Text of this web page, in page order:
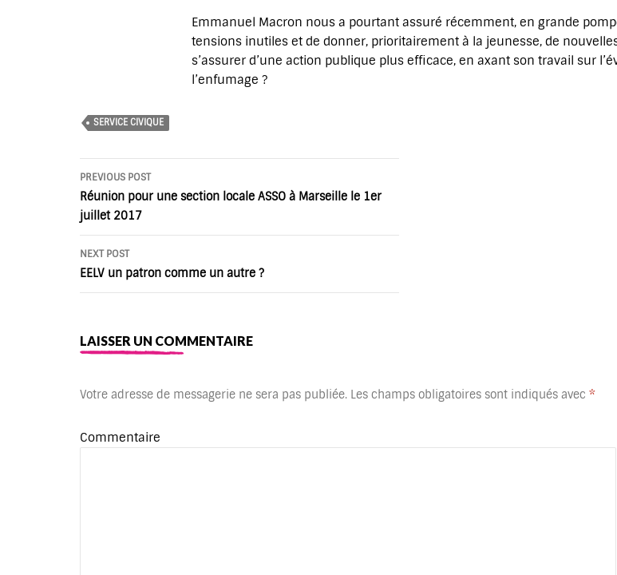
Emmanuel Macron nous a pourtant assuré récemment, en grande
tensions inutiles et de donner, prioritairement à la jeunesse, de
s’assurer d’une action publique plus efficace, en axant son travail sur
l’enfumage ?
SERVICE CIVIQUE
Post
navigation
PREVIOUS POST
Réunion pour une section locale ASSO à Marseille le 1er
juillet 2017
NEXT POST
EELV un patron comme un autre ?
LAISSER UN COMMENTAIRE
Votre adresse de messagerie ne sera pas publiée. Les champs obligatoires sont indiqués avec *
Commentaire